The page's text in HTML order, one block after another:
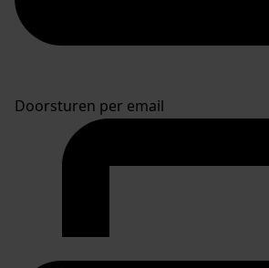
Doorsturen per email